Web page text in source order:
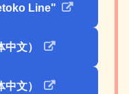
Line"
文）
文）